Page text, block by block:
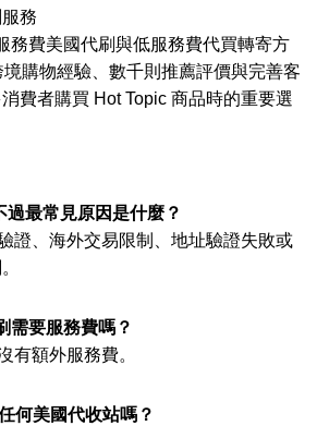
務
務費美國代刷與低服務費代買轉寄方
購物經驗、數千則推薦評價與完善客
費者購買 Hot Topic 商品時的重要選
最常見原因是什麼？
證、海外交易限制、地址驗證失敗或
需要服務費嗎？
有額外服務費。
何美國代收站嗎？